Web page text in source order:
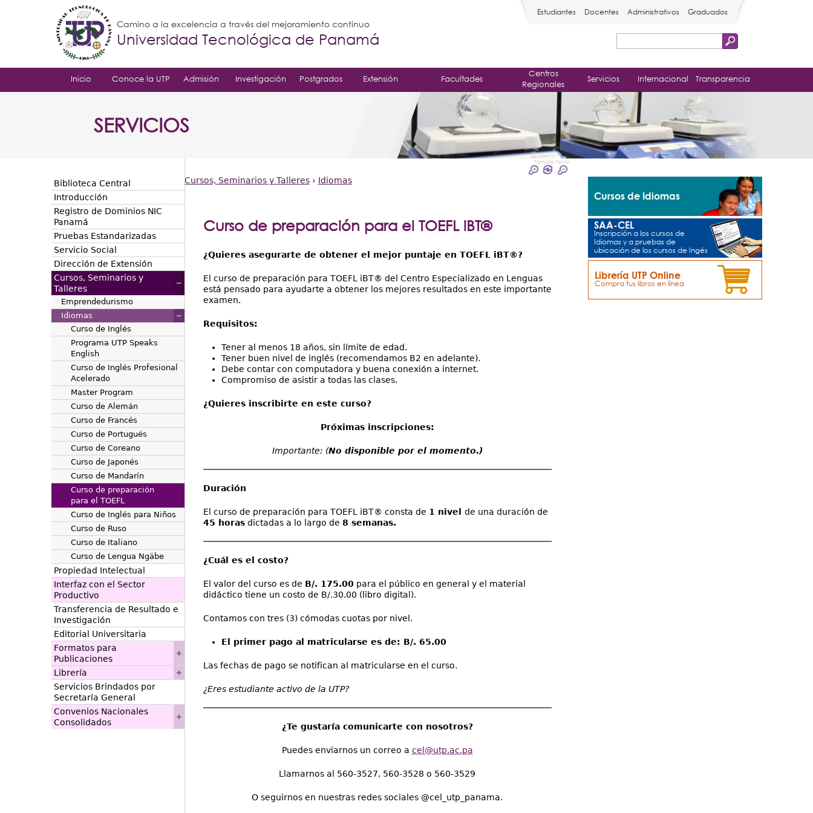
de
búsqueda
Estudiantes Docentes Administrativos Graduados
Camino a la excelencia a través del mejoramiento continuo
Universidad Tecnológica de Panamá
Inicio Conoce la UTP Admisión Investigación Postgrados Extensión Facultades
Centros
Regionales
Servicios Internacional Transparencia
SERVICIOS
Tamaño Texto
está
aquí
Cursos, Seminarios y Talleres› Idiomas
Curso de preparación para el TOEFL iBT®
¿Quieres asegurarte de obtener el mejor puntaje en TOEFL iBT®?
El curso de preparación para TOEFL iBT® del Centro Especializado en Lenguas
está pensado para ayudarte a obtener los mejores resultados en este importante
examen.
Requisitos:
Tener al menos 18 años, sin límite de edad.
Tener buen nivel de inglés (recomendamos B2 en adelante).
Debe contar con computadora y buena conexión a internet.
Compromiso de asistir a todas las clases.
¿Quieres inscribirte en este curso?
Próximas inscripciones:
Importante: (No disponible por el momento.)
Duración
El curso de preparación para TOEFL iBT® consta de 1 nivel de una duración de
45 horasdictadas a lo largo de 8 semanas.
¿Cuál es el costo?
El valor del curso es de B/. 175.00 para el público en general y el material
didáctico tiene un costo de B/.30.00 (libro digital).
Contamos con tres (3) cómodas cuotas por nivel.
El primer pago al matricularse es de: B/. 65.00
Las fechas de pago se notifican al matricularse en el curso.
¿Eres estudiante activo de la UTP?
¿Te gustaría comunicarte con nosotros?
Puedes enviarnos un correo a cel@utp.ac.pa
Llamarnos al 560-3527, 560-3528 o 560-3529
O seguirnos en nuestras redes sociales @cel_utp_panama.
Biblioteca Central
Introducción
Registro de Dominios NIC
Panamá
Pruebas Estandarizadas
Servicio Social
Dirección de Extensión
Cursos, Seminarios y
Talleres
Emprendedurismo
Idiomas
Curso de Inglés
Programa UTP Speaks
English
Curso de Inglés Profesional
Acelerado
Master Program
Curso de Alemán
Curso de Francés
Curso de Portugués
Curso de Coreano
Curso de Japonés
Curso de Mandarín
Curso de preparación
para el TOEFL
Curso de Inglés para Niños
Curso de Ruso
Curso de Italiano
Curso de Lengua Ngäbe
Propiedad Intelectual
Interfaz con el Sector
Productivo
Transferencia de Resultado e
Investigación
Editorial Universitaria
Formatos para
Publicaciones
Librería
Servicios Brindados por
Secretaría General
Convenios Nacionales
Consolidados
Cursos de Idiomas
SAA-CEL
Librería UTP Online